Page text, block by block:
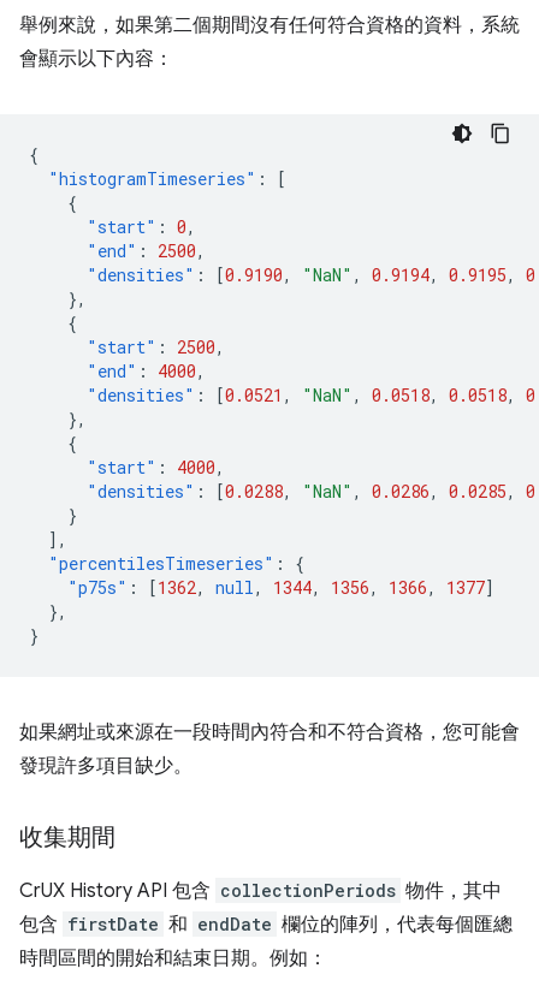
舉例來說，如果第二個期間沒有任何符合資格的資料，系統
會顯示以下內容：
{
"histogramTimeseries" :
[
{
"start" : 0,
"end" : 2500,
"densities" : [0.9190, "NaN" , 0.9194, 0.9195,
},
{
"start" : 2500,
"end" : 4000,
"densities" : [0.0521 , "NaN" , 0.0518, 0.0518,
},
{
"start" : 4000,
"densities" : [0.0288, "NaN" , 0.0286, 0.0285,
}
],
"percentilesTimeseries" :
{
"p75s" : [1362, null, 1344, 1356, 1366, 1377]
},
}
如果網址或來源在一段時間內符合和不符合資格，您可能會
發現許多項目缺少。
收集期間
CrUX History API 包含 collectionPeriods 物件，其中
包含 firstDate 和 endDate 欄位的陣列，代表每個匯總
時間區間的開始和結束日期。例如：